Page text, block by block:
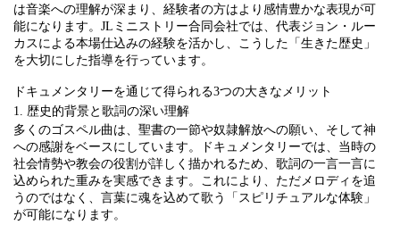
は音楽への理解が深まり、経験者の方はより感情豊かな表現が可
能になります。JLミニストリー合同会社では、代表ジョン・ルー
カスによる本場仕込みの経験を活かし、こうした「生きた歴史」
を大切にした指導を行っています。
ドキュメンタリーを通じて得られる3つの大きなメリット
1. 歴史的背景と歌詞の深い理解
多くのゴスペル曲は、聖書の一節や奴隷解放への願い、そして神
への感謝をベースにしています。ドキュメンタリーでは、当時の
社会情勢や教会の役割が詳しく描かれるため、歌詞の一言一言に
込められた重みを実感できます。これにより、ただメロディを追
うのではなく、言葉に魂を込めて歌う「スピリチュアルな体験」
が可能になります。